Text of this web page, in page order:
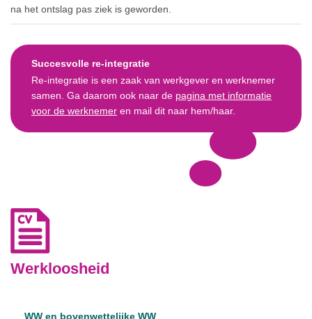
Werkloosheid
WW en bovenwettelijke WW
na het ontslag pas ziek is geworden.
Succesvolle re-integratie
Re-integratie is een zaak van werkgever en werknemer
samen. Ga daarom ook naar de pagina met informatie
voor de werknemer en mail dit naar hem/haar.